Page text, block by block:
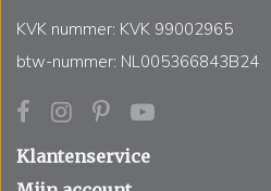
KVK nummer: KVK 99002965
btw-nummer: NL005366843B24
Klantenservice